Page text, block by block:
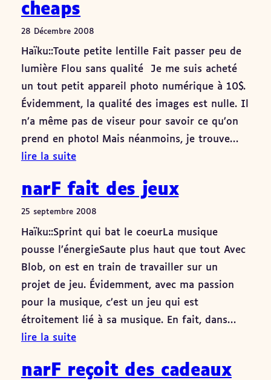
cheaps
28 Décembre 2008
Haïku::Toute petite lentille Fait passer peu de
lumière Flou sans qualité Je me suis acheté
un tout petit appareil photo numérique à 10$.
Évidemment, la qualité des images est nulle. Il
n’a même pas de viseur pour savoir ce qu’on
prend en photo! Mais néanmoins, je trouve…
lire la suite
narF fait des jeux
25 septembre 2008
Haïku::Sprint qui bat le coeurLa musique
pousse l’énergieSaute plus haut que tout Avec
Blob, on est en train de travailler sur un
projet de jeu. Évidemment, avec ma passion
pour la musique, c’est un jeu qui est
étroitement lié à sa musique. En fait, dans…
lire la suite
narF reçoit des cadeaux